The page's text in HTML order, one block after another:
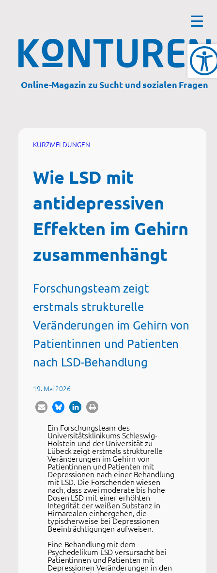
Online-Magazin zu Sucht und sozialen Fragen
KURZMELDUNGEN
Wie LSD mit
antidepressiven
Effekten im Gehirn
zusammenhängt
Forschungsteam zeigt
erstmals strukturelle
Veränderungen im Gehirn von
Patientinnen und Patienten
nach LSD-Behandlung
19. Mai 2026
Ein Forschungsteam des
Universitätsklinikums Schleswig-
Holstein und der Universität zu
Lübeck zeigt erstmals strukturelle
Veränderungen im Gehirn von
Patientinnen und Patienten mit
Depressionen nach einer Behandlung
mit LSD. Die Forschenden wiesen
nach, dass zwei moderate bis hohe
Dosen LSD mit einer erhöhten
Integrität der weißen Substanz in
Hirnarealen einhergehen, die
typischerweise bei Depressionen
Beeinträchtigungen aufweisen.
Eine Behandlung mit dem
Psychedelikum LSD versursacht bei
Patientinnen und Patienten mit
Depressionen Veränderungen in den